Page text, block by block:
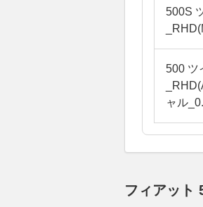
500S
500 ツ
ャル
フィアット